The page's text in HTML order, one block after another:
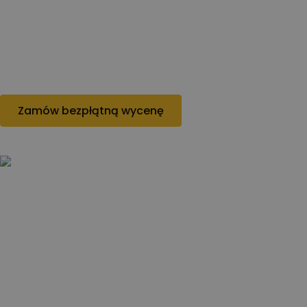
Zamów bezpłątną wycenę